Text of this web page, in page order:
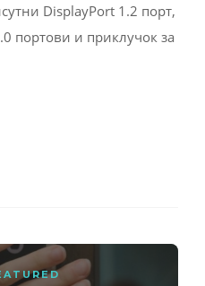
DisplayPort 1.2 порт,
портови и приклучок за